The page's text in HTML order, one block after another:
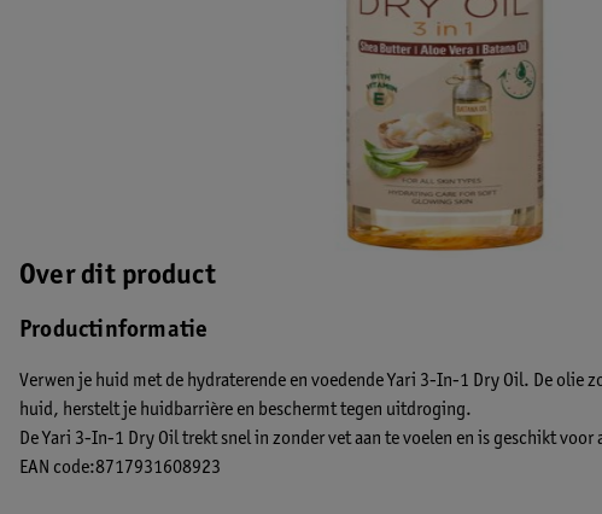
Over dit product
Productinformatie
Verwen je huid met de hydraterende en voedende Yari 3-In-1 Dry Oil. De olie
huid, herstelt je huidbarrière en beschermt tegen uitdroging.
De Yari 3-In-1 Dry Oil trekt snel in zonder vet aan te voelen en is geschikt voor
EAN code:8717931608923